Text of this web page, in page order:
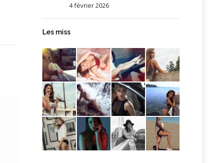
4 février 2026
Les miss